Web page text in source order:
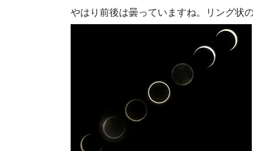
やはり前後は曇っていますね。リング状